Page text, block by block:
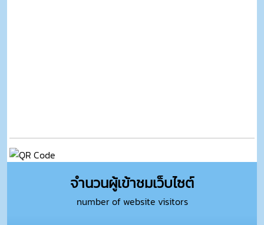
จำนวนผู้เข้าชมเว็บไซต์
number of website visitors